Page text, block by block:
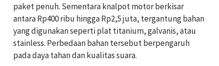
paket penuh. Sementara knalpot motor berkisar
antara Rp400 ribu hingga Rp2,5 juta, tergantung bahan
yang digunakan seperti plat titanium, galvanis, atau
stainless. Perbedaan bahan tersebut berpengaruh
pada daya tahan dan kualitas suara.